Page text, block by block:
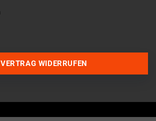
VERTRAG WIDERRUFEN